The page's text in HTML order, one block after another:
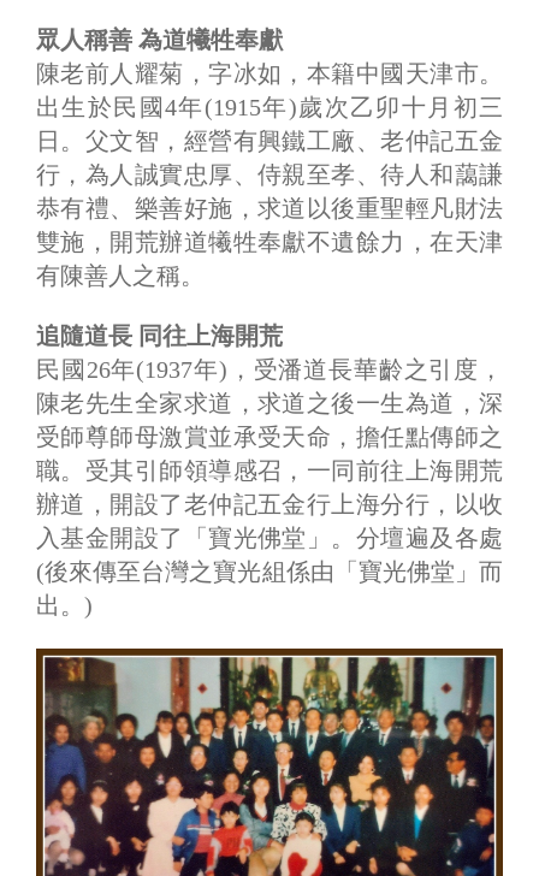
眾人稱善 為道犧牲奉獻
陳老前人耀菊，字冰如，本籍中國天津市。
出生於民國4年(1915年)歲次乙卯十月初三
日。父文智，經營有興鐵工廠、老仲記五金
行，為人誠實忠厚、侍親至孝、待人和藹謙
恭有禮、樂善好施，求道以後重聖輕凡財法
雙施，開荒辦道犧牲奉獻不遺餘力，在天津
有陳善人之稱。
追隨道長 同往上海開荒
民國26年(1937年)，受潘道長華齡之引度，
陳老先生全家求道，求道之後一生為道，深
受師尊師母激賞並承受天命，擔任點傳師之
職。受其引師領導感召，一同前往上海開荒
辦道，開設了老仲記五金行上海分行，以收
入基金開設了「寶光佛堂」。分壇遍及各處
(後來傳至台灣之寶光組係由「寶光佛堂」而
出。)